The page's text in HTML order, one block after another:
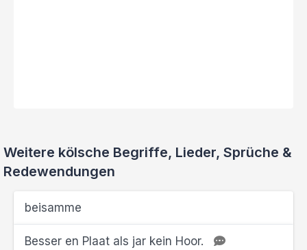
Weitere kölsche Begriffe, Lieder, Sprüche &
Redewendungen
beisamme
Besser en Plaat als jar kein Hoor.